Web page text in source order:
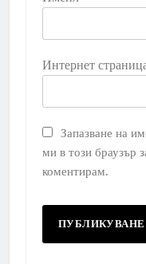
Интернет
Запазване на
ми в този браузър
коментирам.